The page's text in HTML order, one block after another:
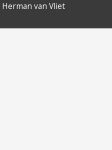
Herman van Vliet